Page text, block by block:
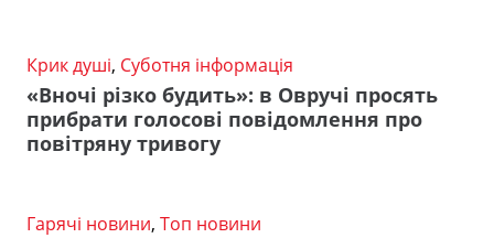
Крик душі, Суботня інформація
«Вночі різко будить»: в Овручі просять
прибрати голосові повідомлення про
повітряну тривогу
Гарячі новини, Топ новини